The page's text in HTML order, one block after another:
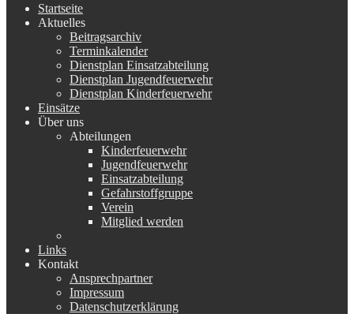
Startseite
Aktuelles
Beitragsarchiv
Terminkalender
Dienstplan Einsatzabteilung
Dienstplan Jugendfeuerwehr
Dienstplan Kinderfeuerwehr
Einsätze
Über uns
Abteilungen
Kinderfeuerwehr
Jugendfeuerwehr
Einsatzabteilung
Gefahrstoffgruppe
Verein
Mitglied werden
Links
Kontakt
Ansprechpartner
Impressum
Datenschutzerklärung